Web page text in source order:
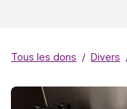
Tous les dons Divers